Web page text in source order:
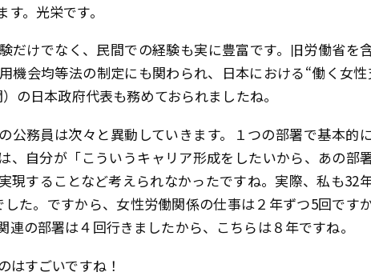
。光栄です。
だけでなく、民間での経験も実に豊富です。旧労働省を
機会均等法の制定にも関わられ、日本における“働く女
の日本政府代表も務めておられましたね。
公務員は次々と異動していきます。１つの部署で基本的
、自分が「こういうキャリア形成をしたいから、あの部
現することなど考えられなかったですね。実際、私も32
た。ですから、女性労働関係の仕事は２年ずつ5回です
連の部署は４回行きましたから、こちらは８年ですね。
すごいですね！